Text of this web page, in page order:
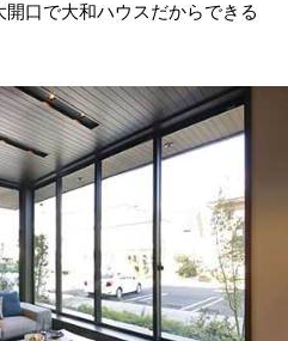
口で大和ハウスだからできる